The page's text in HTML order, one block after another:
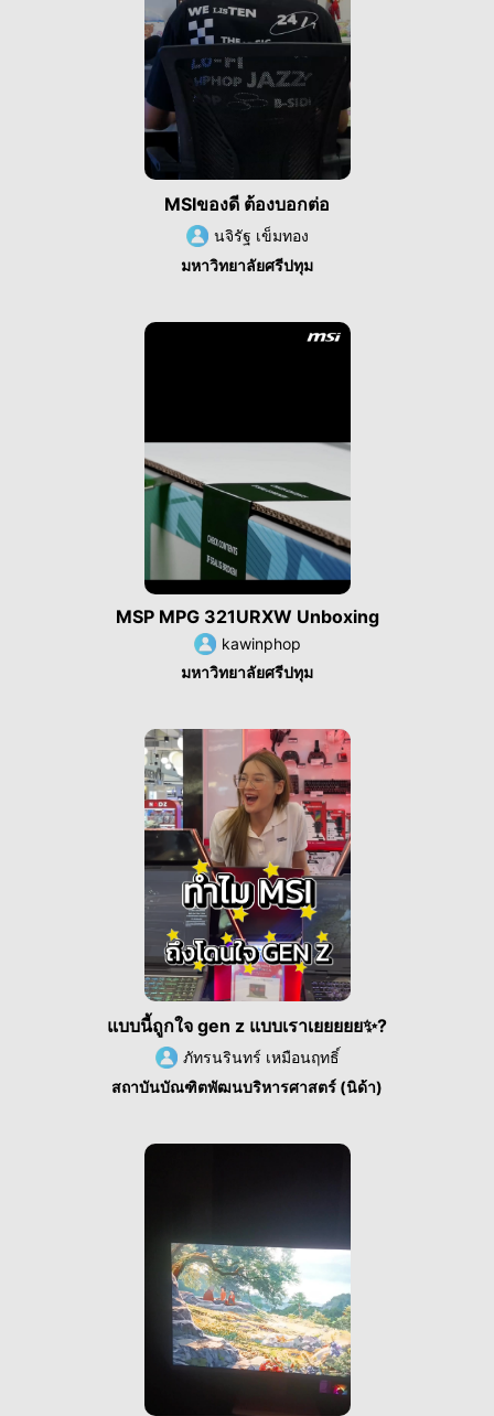
MSIของดี ต้องบอกต่อ
นจิรัฐ เข็มทอง
มหาวิทยาลัยศรีปทุม
MSP MPG 321URXW Unboxing
kawinphop
มหาวิทยาลัยศรีปทุม
แบบนี้ถูกใจ gen z แบบเราเยยยยย✨️?
ภัทรนรินทร์ เหมือนฤทธิ์
สถาบันบัณฑิตพัฒนบริหารศาสตร์ (นิด้า)